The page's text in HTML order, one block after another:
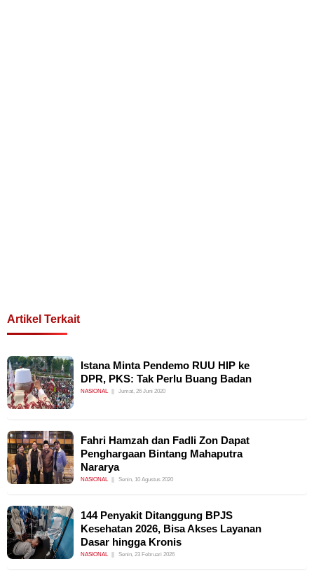
Artikel Terkait
Istana Minta Pendemo RUU HIP ke
DPR, PKS: Tak Perlu Buang Badan
NASIONAL Jumat, 26 Juni 2020
Fahri Hamzah dan Fadli Zon Dapat
Penghargaan Bintang Mahaputra
Nararya
NASIONAL Senin, 10 Agustus 2020
144 Penyakit Ditanggung BPJS
Kesehatan 2026, Bisa Akses Layanan
Dasar hingga Kronis
NASIONAL Senin, 23 Februari 2026